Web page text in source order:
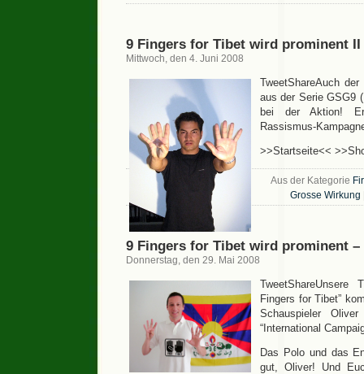
9 Fingers for Tibet wird prominent
Mittwoch, den 4. Juni 2008
TweetShareAuch
aus der Serie GSG9
bei der Aktion!
Rassismus-
>>Startseite<<
Aus der Kategorie
Grosse Wirkung
9 Fingers for Tibet wird prominent
Donnerstag, den 29. Mai 2008
TweetShareUnsere
Fingers for Tibet”
Schauspieler
“International
Das Polo und das
gut, Oliver! Und